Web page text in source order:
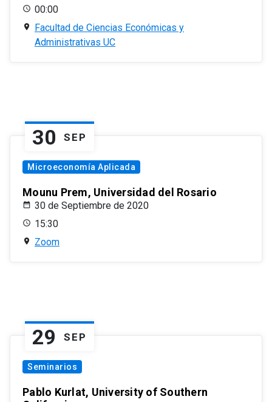
00:00
Facultad de Ciencias Económicas y
Administrativas UC
30 SEP
Microeconomía Aplicada
Mounu Prem, Universidad del Rosario
30 de Septiembre de 2020
15:30
Zoom
29 SEP
Seminarios
Pablo Kurlat, University of Southern